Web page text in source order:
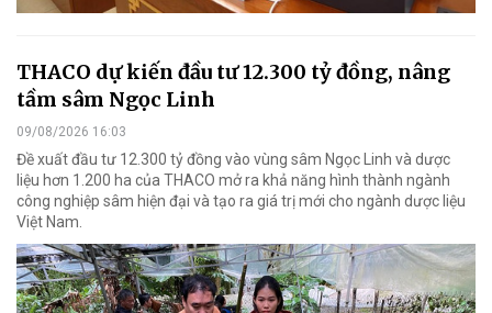
THACO dự kiến đầu tư 12.300 tỷ đồng, nâng
tầm sâm Ngọc Linh
09/08/2026 16:03
Đề xuất đầu tư 12.300 tỷ đồng vào vùng sâm Ngọc Linh và dược
liệu hơn 1.200 ha của THACO mở ra khả năng hình thành ngành
công nghiệp sâm hiện đại và tạo ra giá trị mới cho ngành dược liệu
Việt Nam.